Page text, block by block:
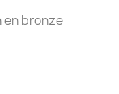
en bronze